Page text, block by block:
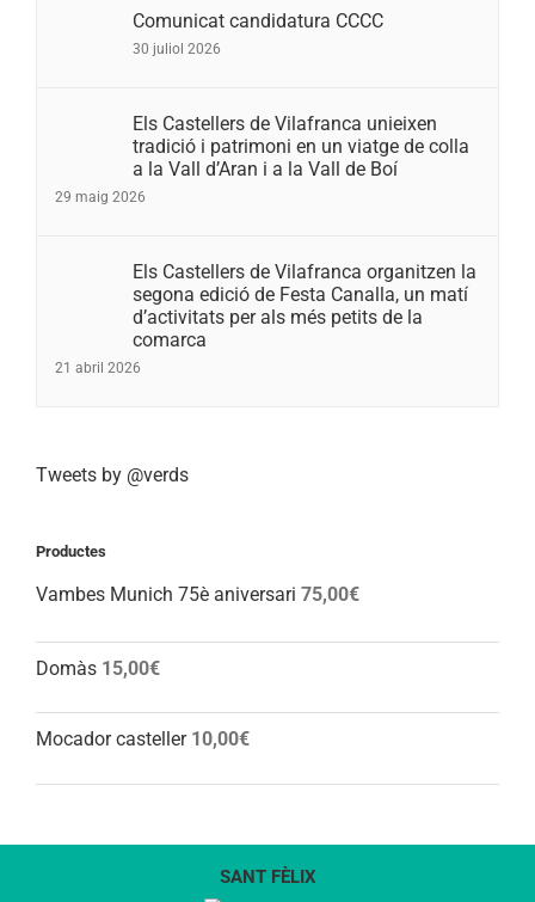
Comunicat candidatura CCCC
30 juliol 2026
Els Castellers de Vilafranca unieixen
tradició i patrimoni en un viatge de colla
a la Vall d’Aran i a la Vall de Boí
29 maig 2026
Els Castellers de Vilafranca organitzen la
segona edició de Festa Canalla, un matí
d’activitats per als més petits de la
comarca
21 abril 2026
Tweets by @verds
Productes
Vambes Munich 75è aniversari 75,00€
Domàs 15,00€
Mocador casteller 10,00€
SANT FÈLIX